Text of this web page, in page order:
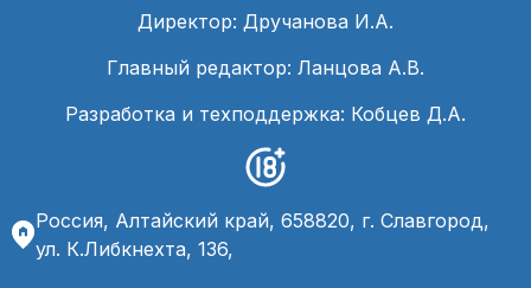
Директор: Дручанова И.А.
Главный редактор: Ланцова А.В.
Разработка и техподдержка: Кобцев Д.А.
Россия, Алтайский край, 658820, г. Славгород,
ул. К.Либкнехта, 136,